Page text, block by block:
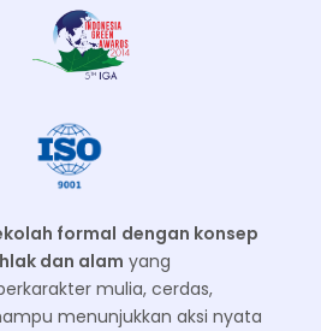
formal dengan konsep
dan alam yang
mulia, cerdas,
menunjukkan aksi nyata